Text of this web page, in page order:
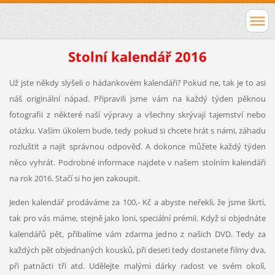
Stolní kalendář 2016
Už jste někdy slyšeli o hádankovém kalendáři? Pokud ne, tak je to asi
náš originální nápad. Připravili jsme vám na každý týden pěknou
fotografii z některé naší výpravy a všechny skrývají tajemství nebo
otázku. Vaším úkolem bude, tedy pokud si chcete hrát s námi, záhadu
rozluštit a najít správnou odpověď. A dokonce můžete každý týden
něco vyhrát. Podrobné informace najdete v našem stolním kalendáři
na rok 2016. Stačí si ho jen zakoupit.
Jeden kalendář prodáváme za 100,- Kč a abyste neřekli, že jsme škrti,
tak pro vás máme, stejně jako loni, speciální prémii. Když si objednáte
kalendářů pět, přibalíme vám zdarma jedno z našich DVD. Tedy za
každých pět objednaných kousků, při deseti tedy dostanete filmy dva,
při patnácti tři atd. Udělejte malými dárky radost ve svém okolí,